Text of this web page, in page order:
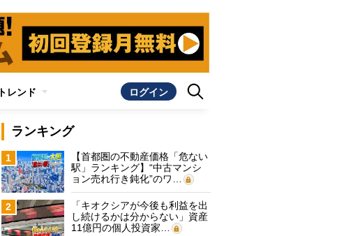
トレンド ログイン
ランキング
1
【首都圏の不動産価格「危ない
駅」ランキング】“中古マンシ
ョン売れ行き鈍化”のワ…
2
「キオクシアが今後も利益を出
し続けるかは分からない」資産
11億円の個人投資家…